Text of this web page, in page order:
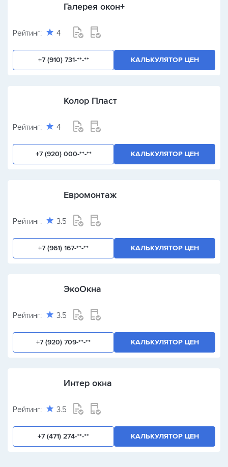
Галерея окон+
Рейтинг: 4
+7 (910) 731-**-** КАЛЬКУЛЯТОР ЦЕН
Колор Пласт
Рейтинг: 4
+7 (920) 000-**-** КАЛЬКУЛЯТОР ЦЕН
Евромонтаж
Рейтинг: 3.5
+7 (961) 167-**-** КАЛЬКУЛЯТОР ЦЕН
ЭкоОкна
Рейтинг: 3.5
+7 (920) 709-**-** КАЛЬКУЛЯТОР ЦЕН
Интер окна
Рейтинг: 3.5
+7 (471) 274-**-** КАЛЬКУЛЯТОР ЦЕН